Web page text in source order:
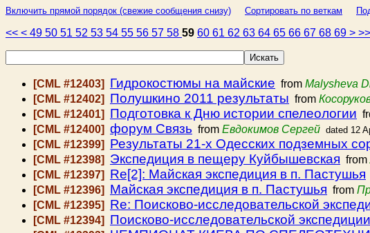
Включить прямой порядок (свежие сообщения снизу) Сортировать по веткам
<< < 49 50 51 52 53 54 55 56 57 58 59 60 61 62 63 64 65 66 67 68 69 > >>
[CML #12403] Гидрокостюмы на майские from Malysheva
[CML #12402] Полушкино 2011 результаты from
[CML #12401] Подготовка к Дню истории спелеологии
[CML #12400] форум Связь from Евдокимов Сергей dated 12
[CML #12399] Результаты 21-х Одесских подземных
[CML #12398] Экспедиция в пещеру Куйбышевская from
[CML #12397] Re[2]: Майская экспедиция в п. Пастушья
[CML #12396] Майская экспедиция в п. Пастушья from
[CML #12395] Re: Поисково-исследовательской
[CML #12394] Поисково-исследовательской